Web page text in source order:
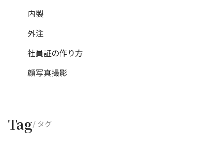
内製
外注
社員証の作り方
顔写真撮影
Tag/ タグ